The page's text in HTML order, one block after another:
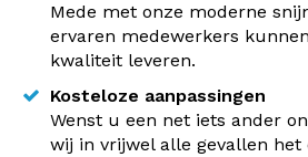
Mede met onze moderne
ervaren medewerkers
kwaliteit leveren.
Kosteloze aanpassingen
Wenst u een net iets ander
wij in vrijwel alle gevallen het